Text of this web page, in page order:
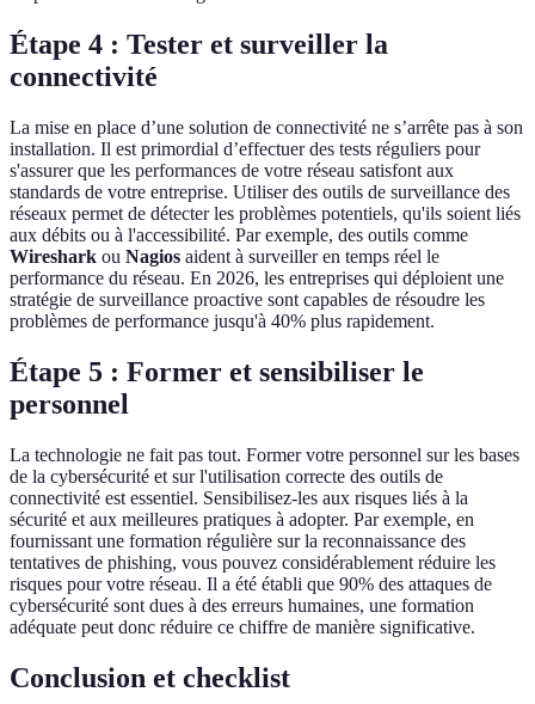
Étape 4 : Tester et surveiller la
connectivité
La mise en place d’une solution de connectivité ne s’arrête pas à son
installation. Il est primordial d’effectuer des tests réguliers pour
s'assurer que les performances de votre réseau satisfont aux
standards de votre entreprise. Utiliser des outils de surveillance des
réseaux permet de détecter les problèmes potentiels, qu'ils soient liés
aux débits ou à l'accessibilité. Par exemple, des outils comme
Wireshark ou Nagios aident à surveiller en temps réel le
performance du réseau. En 2026, les entreprises qui déploient une
stratégie de surveillance proactive sont capables de résoudre les
problèmes de performance jusqu'à 40% plus rapidement.
Étape 5 : Former et sensibiliser le
personnel
La technologie ne fait pas tout. Former votre personnel sur les bases
de la cybersécurité et sur l'utilisation correcte des outils de
connectivité est essentiel. Sensibilisez-les aux risques liés à la
sécurité et aux meilleures pratiques à adopter. Par exemple, en
fournissant une formation régulière sur la reconnaissance des
tentatives de phishing, vous pouvez considérablement réduire les
risques pour votre réseau. Il a été établi que 90% des attaques de
cybersécurité sont dues à des erreurs humaines, une formation
adéquate peut donc réduire ce chiffre de manière significative.
Conclusion et checklist